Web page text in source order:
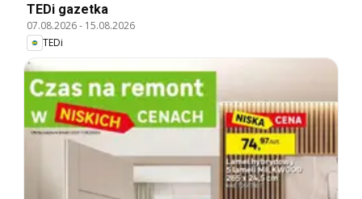
TEDi gazetka
07.08.2026- 15.08.2026
TEDi